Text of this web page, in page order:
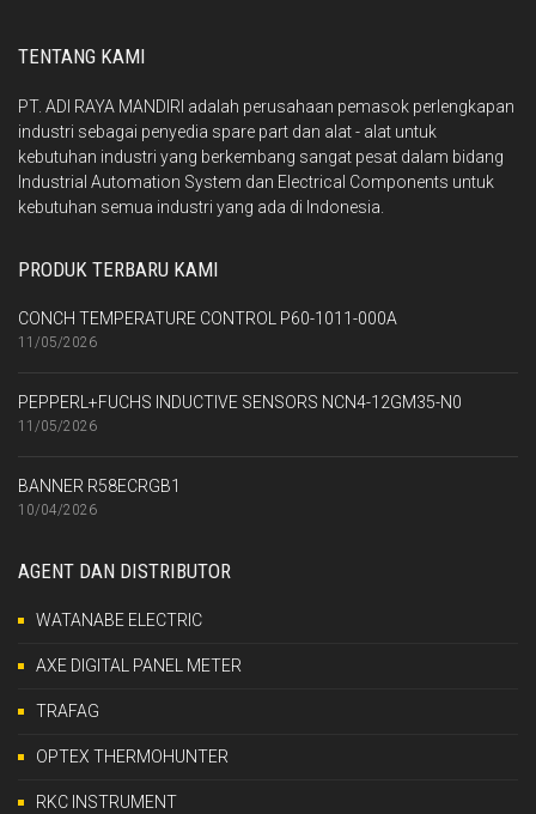
TENTANG KAMI
PT. ADI RAYA MANDIRI adalah perusahaan pemasok perlengkapan
industri sebagai penyedia spare part dan alat - alat untuk
kebutuhan industri yang berkembang sangat pesat dalam bidang
Industrial Automation System dan Electrical Components untuk
kebutuhan semua industri yang ada di Indonesia.
PRODUK TERBARU KAMI
CONCH TEMPERATURE CONTROL P60-1011-000A
11/05/2026
PEPPERL+FUCHS INDUCTIVE SENSORS NCN4-12GM35-N0
11/05/2026
BANNER R58ECRGB1
10/04/2026
AGENT DAN DISTRIBUTOR
WATANABE ELECTRIC
AXE DIGITAL PANEL METER
TRAFAG
OPTEX THERMOHUNTER
RKC INSTRUMENT